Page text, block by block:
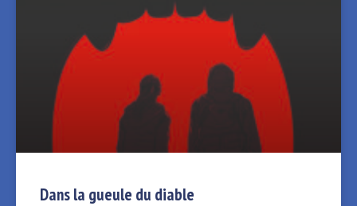
Dans la gueule du diable